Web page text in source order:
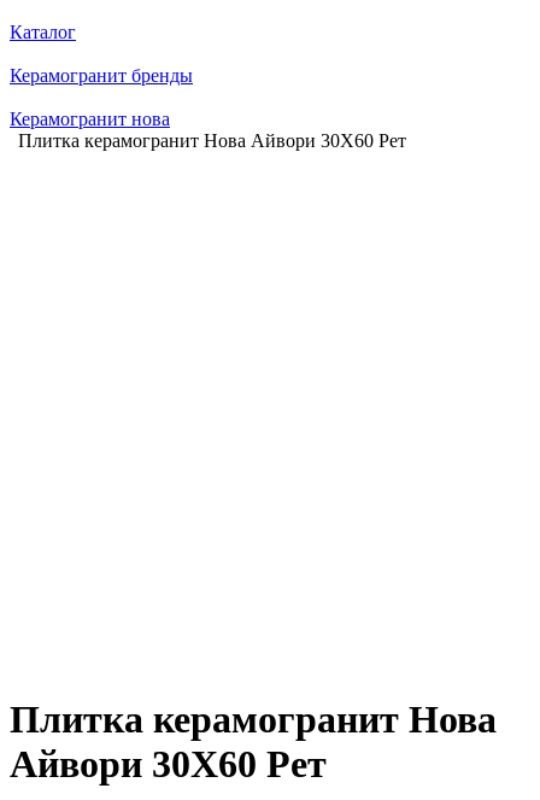
Каталог
Керамогранит бренды
Керамогранит нова
Плитка керамогранит Нова Айвори 30X60 Рет
Плитка керамогранит Нова
Айвори 30X60 Рет